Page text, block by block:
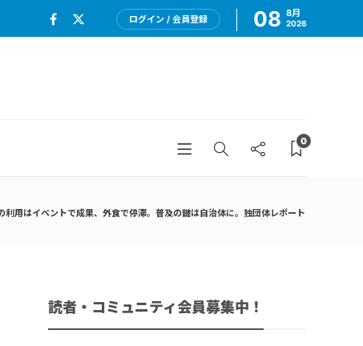
ログイン / 会員登録 08 8月
2026
0
利用はイベントで成果、外食で停滞。普及の鍵は自治体に。独団体レポート
読者・コミュニティ会員募集中！